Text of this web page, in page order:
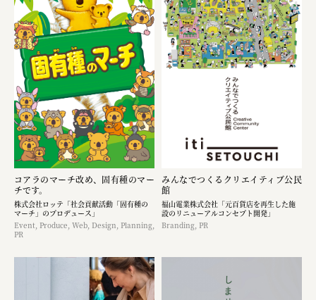
コアラのマーチ改め、固有種のマー
チです。
株式会社ロッテ「社会貢献活動「固有種の
マーチ」のプロデュース」
Event, Produce, Web, Design, Planning,
PR
みんなでつくるクリエイティブ公民
館
福山電業株式会社「元百貨店を再生した施
設のリニューアルコンセプト開発」
Branding, PR